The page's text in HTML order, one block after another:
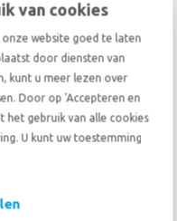
van cookies
website goed te laten
door diensten van
kunt u meer lezen over
Door op 'Accepteren en
het gebruik van alle cookies
U kunt uw toestemming
om ook rekening te
van de expat.